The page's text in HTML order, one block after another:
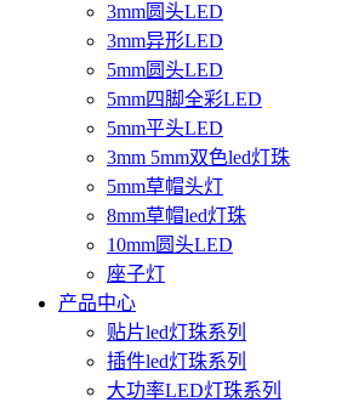
3mm圆头LED
3mm异形LED
5mm圆头LED
5mm四脚全彩LED
5mm平头LED
3mm 5mm双色led灯珠
5mm草帽头灯
8mm草帽led灯珠
10mm圆头LED
座子灯
产品中心
贴片led灯珠系列
插件led灯珠系列
大功率LED灯珠系列